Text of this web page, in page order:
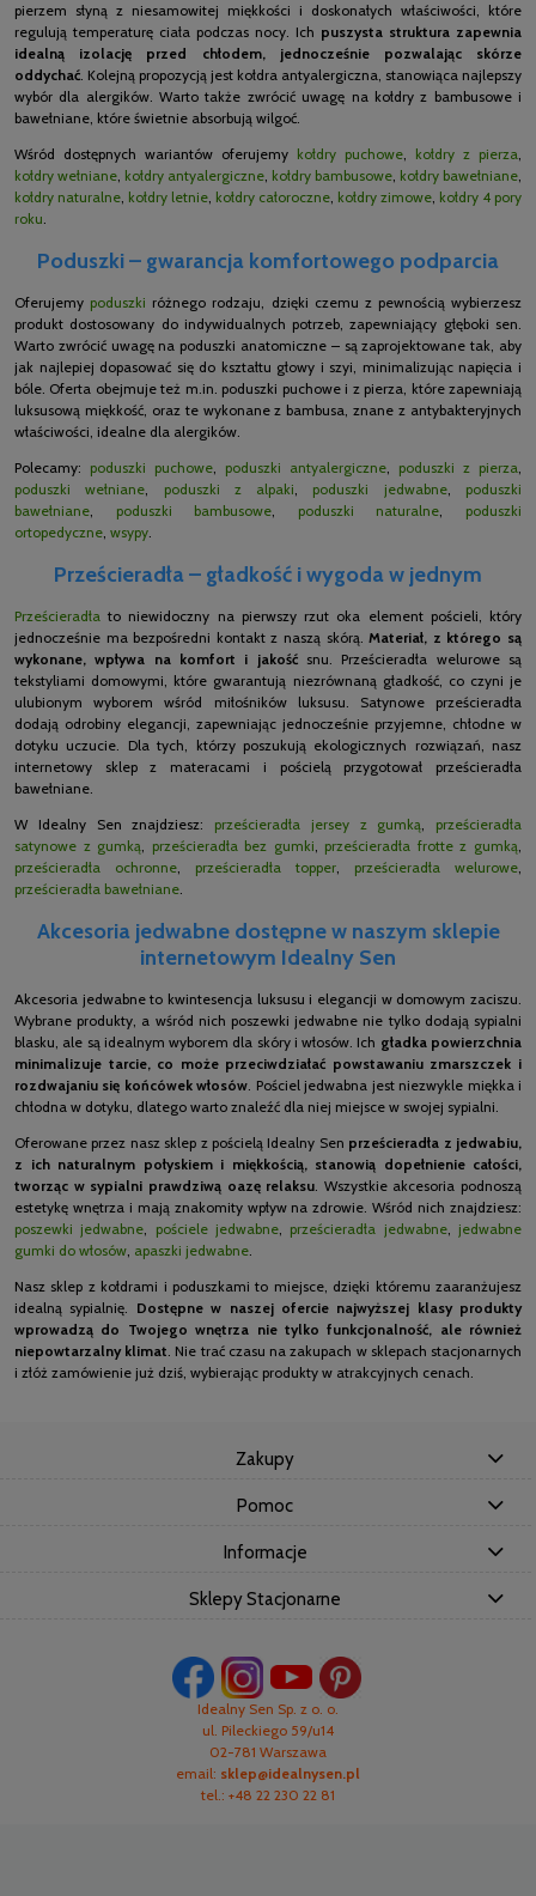
pierzem słyną z niesamowitej miękkości i doskonałych właściwości, które
regulują temperaturę ciała podczas nocy. Ich puszysta struktura zapewnia
idealną izolację przed chłodem, jednocześnie pozwalając skórze
oddychać. Kolejną propozycją jest kołdra antyalergiczna, stanowiąca najlepszy
wybór dla alergików. Warto także zwrócić uwagę na kołdry z bambusowe i
bawełniane, które świetnie absorbują wilgoć.
Wśród dostępnych wariantów oferujemy kołdry puchowe, kołdry z pierza,
kołdry wełniane, kołdry antyalergiczne, kołdry bambusowe, kołdry bawełniane,
kołdry naturalne, kołdry letnie, kołdry całoroczne, kołdry zimowe, kołdry 4 pory
roku.
Poduszki – gwarancja komfortowego podparcia
Oferujemy poduszki różnego rodzaju, dzięki czemu z pewnością wybierzesz
produkt dostosowany do indywidualnych potrzeb, zapewniający głęboki sen.
Warto zwrócić uwagę na poduszki anatomiczne – są zaprojektowane tak, aby
jak najlepiej dopasować się do kształtu głowy i szyi, minimalizując napięcia i
bóle. Oferta obejmuje też m.in. poduszki puchowe i z pierza, które zapewniają
luksusową miękkość, oraz te wykonane z bambusa, znane z antybakteryjnych
właściwości, idealne dla alergików.
Polecamy: poduszki puchowe poduszki antyalergiczne poduszki z pierza
poduszki wełniane
poduszki z alpaki poduszki jedwabne, poduszki
bawełniane
poduszki bambusowe poduszki naturalne
poduszki
ortopedyczne wsypy
Prześcieradła – gładkość i wygoda w jednym
Prześcieradła to niewidoczny na pierwszy rzut oka element pościeli, który
jednocześnie ma bezpośredni kontakt z naszą skórą.Materiał, z którego są
wykonane, wpływa na komfort i jakośćsnu. Prześcieradła welurowe są
tekstyliami domowymi, które gwarantują niezrównaną gładkość, co czyni je
ulubionym wyborem wśród miłośników luksusu. Satynowe prześcieradła
dodają odrobiny elegancji, zapewniając jednocześnie przyjemne, chłodne w
dotyku uczucie. Dla tych, którzy poszukują ekologicznych rozwiązań, nasz
internetowy sklep z materacami i pościelą przygotował prześcieradła
bawełniane.
W Idealny Sen znajdziesz: prześcieradła jersey z gumką
prześcieradła
satynowe z gumką
prześcieradła bez gumki prześcieradła frotte z gumką
prześcieradła ochronne
prześcieradła topper prześcieradła welurowe
prześcieradła bawełniane
Akcesoria jedwabne dostępne w naszym sklepie
internetowym Idealny Sen
Akcesoria jedwabne to kwintesencja luksusu i elegancji w domowym zaciszu.
Wybrane produkty, a wśród nich poszewki jedwabne nie tylko dodają sypialni
blasku, ale są idealnym wyborem dla skóry i włosów. Ich gładka powierzchnia
minimalizuje tarcie, co może przeciwdziałać powstawaniu zmarszczek i
rozdwajaniu się końcówek włosów . Pościel jedwabna jest niezwykle miękka i
chłodna w dotyku, dlatego warto znaleźć dla niej miejsce w swojej sypialni.
Oferowane przez nasz sklep z pościelą Idealny Sen prześcieradła z jedwabiu,
z ich naturalnym połyskiem i miękkością, stanowią dopełnienie całości,
tworząc w sypialni prawdziwą oazę relaksu . Wszystkie akcesoria podnoszą
estetykę wnętrza i mają znakomity wpływ na zdrowie. Wśród nich znajdziesz:
poszewki jedwabne
pościele jedwabne prześcieradła jedwabne, jedwabne
gumki do włosów apaszki jedwabne
Nasz sklep z kołdrami i poduszkami to miejsce, dzięki któremu zaaranżujesz
idealną sypialnię. Dostępne w naszej ofercie najwyższej klasy produkty
wprowadzą do Twojego wnętrza nie tylko funkcjonalność, ale również
niepowtarzalny klimat . Nie trać czasu na zakupach w sklepach stacjonarnych
i złóż zamówienie już dziś, wybierając produkty w atrakcyjnych cenach.
Zakupy
Pomoc
Informacje
Sklepy Stacjonarne
Idealny Sen Sp. z o. o.
ul. Pileckiego 59/u14
02-781 Warszawa
email: sklep@idealnysen.pl
tel.: +48 22 230 22 81